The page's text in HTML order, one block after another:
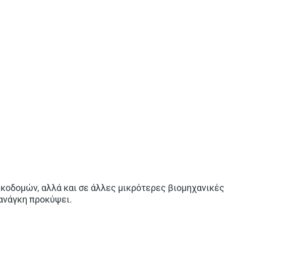
αλλά και σε άλλες μικρότερες βιομηχανικές
προκύψει.